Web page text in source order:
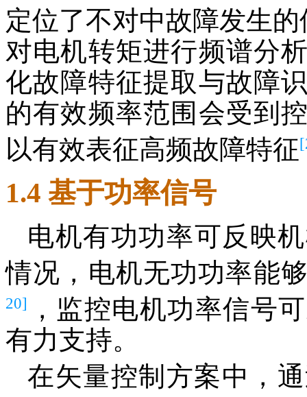
定位了不对中故障发生的
对电机转矩进行频谱分
化故障特征提取与故障
的有效频率范围会受到
以有效表征高频故障特征
1.4 基于功率信号
电机有功功率可反映
情况，电机无功功率能
20]
，监控电机功率信号
有力支持。
在矢量控制方案中，